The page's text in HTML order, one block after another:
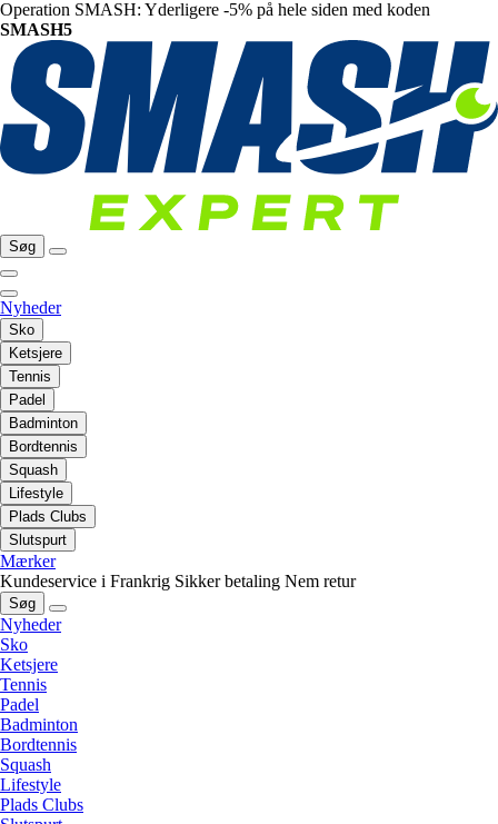
Operation SMASH: Yderligere -5% på hele siden med koden
SMASH5
Søg
Nyheder
Sko
Ketsjere
Tennis
Padel
Badminton
Bordtennis
Squash
Lifestyle
Plads Clubs
Slutspurt
Mærker
Kundeservice i Frankrig Sikker betaling Nem retur
Søg
Nyheder
Sko
Ketsjere
Tennis
Padel
Badminton
Bordtennis
Squash
Lifestyle
Plads Clubs